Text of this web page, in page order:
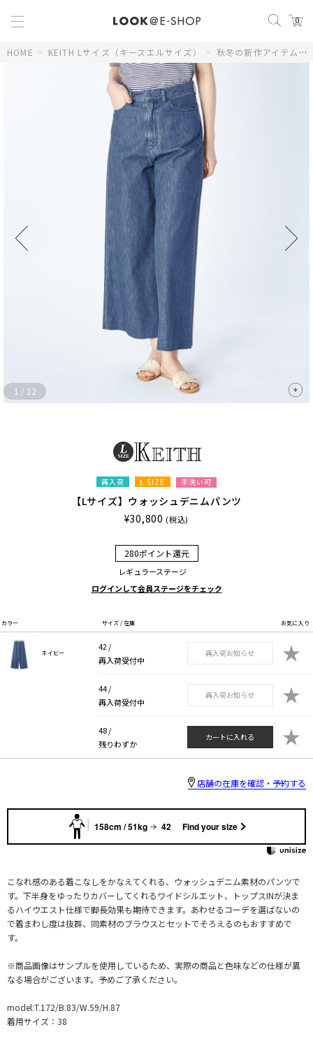
0
HOME > KEITH Lサイズ（キースエルサイズ） > 秋冬の新作アイテム >
1 / 12
再入荷 L SIZE 手洗い可
【Lサイズ】ウォッシュデニムパンツ
¥30,800 (税込)
280ポイント還元
レギュラーステージ
ログインして会員ステージをチェック
カラー サイズ / 在庫 お気に入り
ネイビー
42 /
再入荷受付中
再入荷お知らせ ★
44 /
再入荷受付中
再入荷お知らせ ★
48 /
残りわずか
カートに入れる ★
店舗の在庫を確認・予約する
158cm / 51kg 42 Find your size
こなれ感のある着こなしをかなえてくれる、ウォッシュデニム素材のパンツで
す。下半身をゆったりカバーしてくれるワイドシルエット、トップスINが決ま
るハイウエスト仕様で脚長効果も期待できます。あわせるコーデを選ばないの
で着まわし度は抜群、同素材のブラウスとセットでそろえるのもおすすめで
す。
※商品画像はサンプルを使用しているため、実際の商品と色味などの仕様が異
なる場合がございます。予めご了承ください。
model:T.172/B.83/W.59/H.87
着用サイズ：38